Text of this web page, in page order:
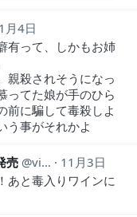
月4日
有って、しかもお姉
親殺されそうになっ
ってた娘が手のひら
前に騙して毒殺しよ
う事がそれかよ
売 violetsnake206
11月3日
あと毒入りワインに